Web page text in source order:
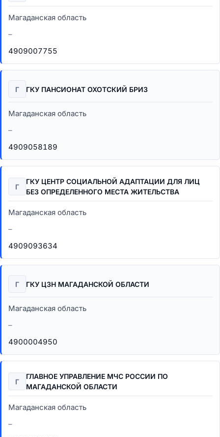
Магаданская область
–
4909007755
Г ГКУ ПАНСИОНАТ ОХОТСКИЙ БРИЗ
Магаданская область
–
4909058189
Г
ГКУ ЦЕНТР СОЦИАЛЬНОЙ АДАПТАЦИИ ДЛЯ ЛИЦ
БЕЗ ОПРЕДЕЛЕННОГО МЕСТА ЖИТЕЛЬСТВА
Магаданская область
–
4909093634
Г ГКУ ЦЗН МАГАДАНСКОЙ ОБЛАСТИ
Магаданская область
–
4900004950
Г
ГЛАВНОЕ УПРАВЛЕНИЕ МЧС РОССИИ ПО
МАГАДАНСКОЙ ОБЛАСТИ
Магаданская область
–